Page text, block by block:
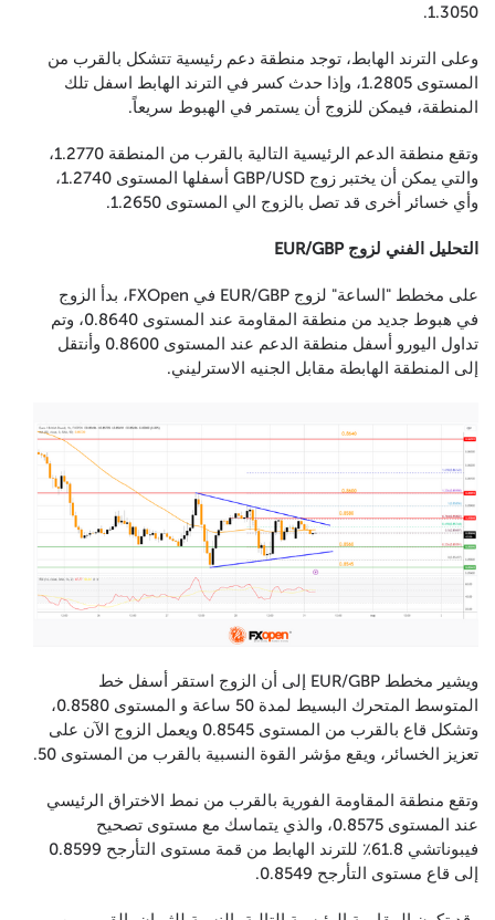
1.3050.
وعلى الترند الهابط، توجد منطقة دعم رئيسية تتشكل بالقرب من
المستوى 1.2805، وإذا حدث كسر في الترند الهابط اسفل تلك
المنطقة، فيمكن للزوج أن يستمر في الهبوط سريعاً.
وتقع منطقة الدعم الرئيسية التالية بالقرب من المنطقة 1.2770،
والتي يمكن أن يختبر زوج GBP/USD أسفلها المستوى 1.2740،
وأي خسائر أخرى قد تصل بالزوج الي المستوى 1.2650.
التحليل الفني لزوج EUR/GBP
على مخطط "الساعة" لزوج EUR/GBP في FXOpen، بدأ الزوج
في هبوط جديد من منطقة المقاومة عند المستوى 0.8640، وتم
تداول اليورو أسفل منطقة الدعم عند المستوى 0.8600 وأنتقل
إلى المنطقة الهابطة مقابل الجنيه الاسترليني.
ويشير مخطط EUR/GBP إلى أن الزوج استقر أسفل خط
المتوسط المتحرك البسيط لمدة 50 ساعة و المستوى 0.8580،
وتشكل قاع بالقرب من المستوى 0.8545 ويعمل الزوج الآن على
تعزيز الخسائر، ويقع مؤشر القوة النسبية بالقرب من المستوى 50.
وتقع منطقة المقاومة الفورية بالقرب من نمط الاختراق الرئيسي
عند المستوى 0.8575، والذي يتماسك مع مستوى تصحيح
فيبوناتشي 61.8٪ للترند الهابط من قمة مستوى التأرجح 0.8599
إلى قاع مستوى التأرجح 0.8549.